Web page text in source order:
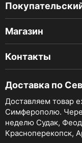
Магазин
Контакты
Доставка по
Доставляем товар
Симферополю.
неделю Судак,
Красноперекопск,